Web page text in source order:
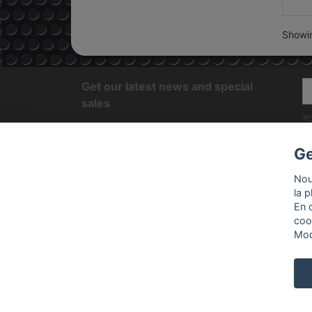
Get our latest news and special
sales
la
En